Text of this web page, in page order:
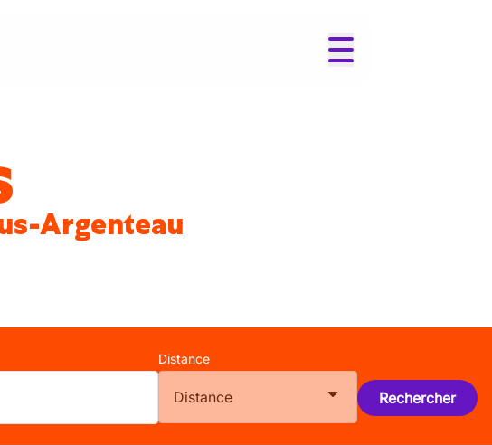
Argenteau
Distance
Distance Rechercher